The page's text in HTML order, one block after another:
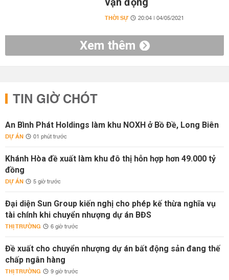
THỜI SỰ 20:04 | 04/05/2021
Xem thêm
TIN GIỜ CHÓT
An Bình Phát Holdings làm khu NOXH ở Bồ Đề, Long Biên
DỰ ÁN 01 phút trước
Khánh Hòa đề xuất làm khu đô thị hỗn hợp hơn 49.000 tỷ
đồng
DỰ ÁN 5 giờ trước
Đại diện Sun Group kiến nghị cho phép kế thừa nghĩa vụ
tài chính khi chuyển nhượng dự án BĐS
THỊ TRƯỜNG 6 giờ trước
Đề xuất cho chuyển nhượng dự án bất động sản đang thế
chấp ngân hàng
THỊ TRƯỜNG 9 giờ trước